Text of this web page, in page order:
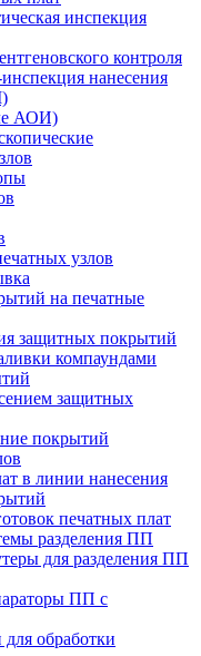
инспекция
контроля
нанесения
АОИ)
узлов
на печатные
защитных покрытий
компаундами
защитных
покрытий
в линии нанесения
печатных плат
разделения ПП
для разделения ПП
ПП с
обработки